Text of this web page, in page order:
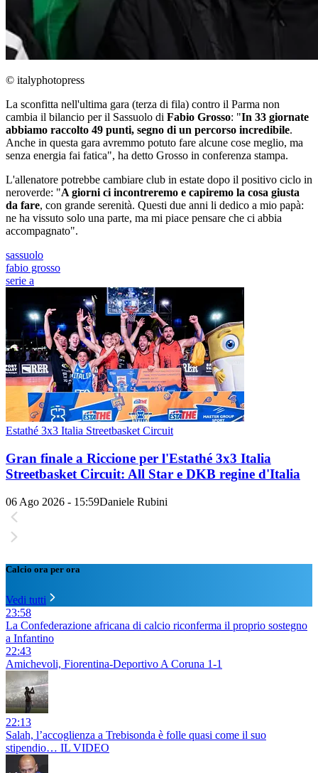
© italyphotopress
La sconfitta nell'ultima gara (terza di fila) contro il Parma non
cambia il bilancio per il Sassuolo di Fabio Grosso: "In 33 giornate
abbiamo raccolto 49 punti, segno di un percorso incredibile.
Anche in questa gara avremmo potuto fare alcune cose meglio, ma
senza energia fai fatica", ha detto Grosso in conferenza stampa.
L'allenatore potrebbe cambiare club in estate dopo il positivo ciclo in
neroverde: "A giorni ci incontreremo e capiremo la cosa giusta
da fare, con grande serenità. Questi due anni li dedico a mio papà:
ne ha vissuto solo una parte, ma mi piace pensare che ci abbia
accompagnato".
sassuolo
fabio grosso
serie a
Estathé 3x3 Italia Streetbasket Circuit
Gran finale a Riccione per l'Estathé 3x3 Italia
Streetbasket Circuit: All Star e DKB regine d'Italia
06 Ago 2026 - 15:59Daniele Rubini
Calcio ora per ora
Vedi tutti
23:58
La Confederazione africana di calcio riconferma il proprio sostegno
a Infantino
22:43
Amichevoli, Fiorentina-Deportivo A Coruna 1-1
22:13
Salah, l’accoglienza a Trebisonda è folle quasi come il suo
stipendio… IL VIDEO